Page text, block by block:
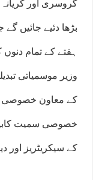
بڑھا دئیے جائیں
ہفتے کے تمام
وزیر موسمیاتی
کے معاون خصوصی
خصوصی سمیت
کے سیکریٹریز اور